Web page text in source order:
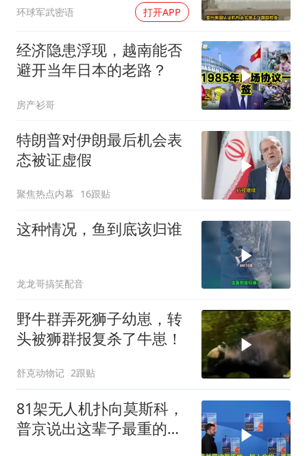
环球军武密语 打开APP
经济隐患浮现，越南能否
避开当年日本的老路？
房产衫哥
特朗普对伊朗最后机会表
态被证虚假
聚焦热点内幕 16跟贴
这种情况，鱼到底该归谁
龙龙哥搞笑配音
野牛群弄死狮子幼崽，转
头被狮群报复杀了牛崽！
舒克动物记 2跟贴
81架无人机扑向莫斯科，
普京说出这辈子最重的一